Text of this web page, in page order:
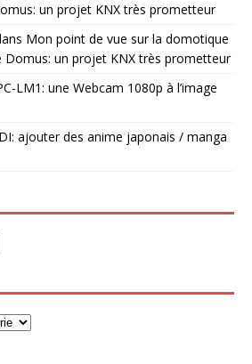
un projet KNX très prometteur
Mon point de vue sur la domotique
un projet KNX très prometteur
LM1: une Webcam 1080p à l’image
ajouter des anime japonais / manga